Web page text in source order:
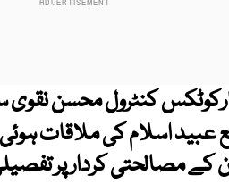
کنٹرول محسن
عبید اسلام کی ملاقات
مصالحتی کردار پر